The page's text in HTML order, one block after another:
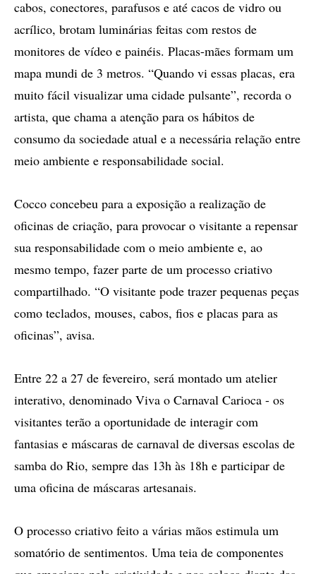
cabos, conectores, parafusos e até cacos de vidro ou
acrílico, brotam luminárias feitas com restos de
monitores de vídeo e painéis. Placas-mães formam um
mapa mundi de 3 metros. “Quando vi essas placas, era
muito fácil visualizar uma cidade pulsante”, recorda o
artista, que chama a atenção para os hábitos de
consumo da sociedade atual e a necessária relação entre
meio ambiente e responsabilidade social.
Cocco concebeu para a exposição a realização de
oficinas de criação, para provocar o visitante a repensar
sua responsabilidade com o meio ambiente e, ao
mesmo tempo, fazer parte de um processo criativo
compartilhado. “O visitante pode trazer pequenas peças
como teclados, mouses, cabos, fios e placas para as
oficinas”, avisa.
Entre 22 a 27 de fevereiro, será montado um atelier
interativo, denominado Viva o Carnaval Carioca - os
visitantes terão a oportunidade de interagir com
fantasias e máscaras de carnaval de diversas escolas de
samba do Rio, sempre das 13h às 18h e participar de
uma oficina de máscaras artesanais.
O processo criativo feito a várias mãos estimula um
somatório de sentimentos. Uma teia de componentes